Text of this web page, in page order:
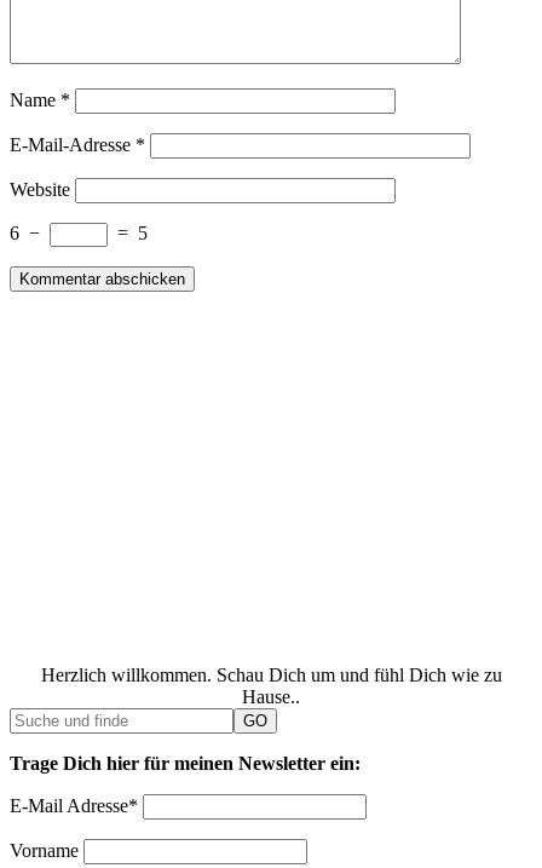
Name *
E-Mail-Adresse *
Website
6 − = 5
Herzlich willkommen. Schau Dich um und fühl Dich wie zu
Hause..
Trage Dich hier für meinen Newsletter ein:
E-Mail Adresse*
Vorname